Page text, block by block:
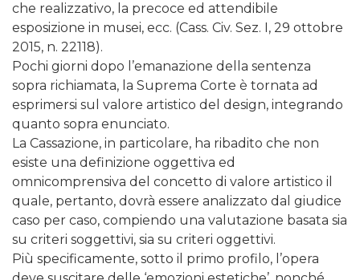
che realizzativo, la precoce ed attendibile
esposizione in musei, ecc. (Cass. Civ. Sez. I, 29 ottobre
2015, n. 22118).
Pochi giorni dopo l’emanazione della sentenza
sopra richiamata, la Suprema Corte è tornata ad
esprimersi sul valore artistico del design, integrando
quanto sopra enunciato.
La Cassazione, in particolare, ha ribadito che non
esiste una definizione oggettiva ed
omnicomprensiva del concetto di valore artistico il
quale, pertanto, dovrà essere analizzato dal giudice
caso per caso, compiendo una valutazione basata sia
su criteri soggettivi, sia su criteri oggettivi.
Più specificamente, sotto il primo profilo, l’opera